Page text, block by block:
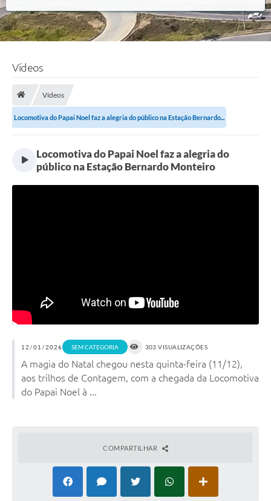
Vídeos
Vídeos
Locomotiva do Papai Noel faz a alegria do público na Estação Bernardo...
Locomotiva do Papai Noel faz a alegria do
público na Estação Bernardo Monteiro
12/01/2026 SEM CATEGORIA 303 VISUALIZAÇÕES
A magia do Natal chegou nesta quinta-feira (11/12),
aos trilhos de Contagem, com a chegada da Locomotiva
do Papai Noel à ...
COMPARTILHAR